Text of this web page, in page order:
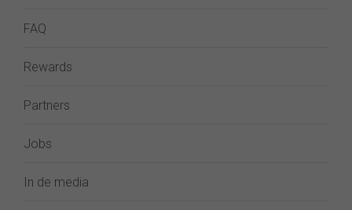
FAQ
Rewards
Partners
Jobs
In de media